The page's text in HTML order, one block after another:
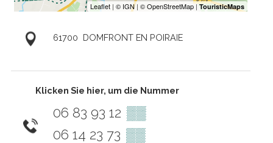
61700 DOMFRONT EN POIRAIE
Klicken Sie hier, um die Nummer
06 83 93 12 ▒▒
06 14 23 73 ▒▒